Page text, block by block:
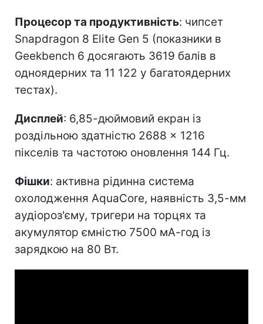
Процесор та продуктивність: чипсет
Snapdragon 8 Elite Gen 5 (показники в
Geekbench 6 досягають 3619 балів в
одноядерних та 11 122 у багатоядерних
тестах).
Дисплей: 6,85-дюймовий екран із
роздільною здатністю 2688 × 1216
пікселів та частотою оновлення 144 Гц.
Фішки: активна рідинна система
охолодження AquaCore, наявність 3,5-мм
аудіороз'єму, тригери на торцях та
акумулятор ємністю 7500 мА-год із
зарядкою на 80 Вт.